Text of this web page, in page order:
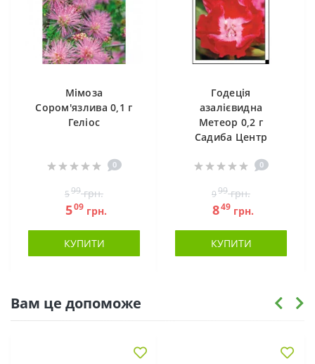
Мімоза
Сором'язлива 0,1 г
Геліос
0
599грн.
509грн.
КУПИТИ
Годеція
азалієвидна
Метеор 0,2 г
Садиба Центр
0
999грн.
849грн.
КУПИТИ
Вам це допоможе